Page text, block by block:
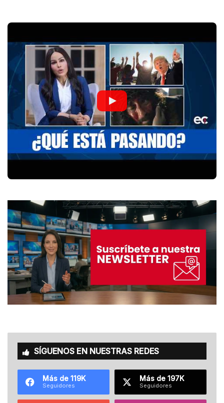
SÍGUENOS EN NUESTRAS REDES
Más de 119K
Seguidores
Más de 197K
Seguidores